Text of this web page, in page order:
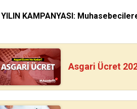
YILIN KAMPANYASI:
Asgari Ücret